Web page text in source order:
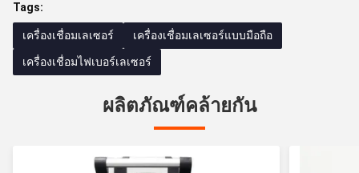
Tags:
เครื่องเชื่อมเลเซอร์ เครื่องเชื่อมเลเซอร์แบบมือถือ
เครื่องเชื่อมไฟเบอร์เลเซอร์
ผลิตภัณฑ์คล้ายกัน